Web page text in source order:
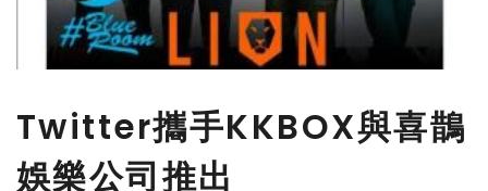
Twitter攜手KKBOX與喜鵲
娛樂公司推出